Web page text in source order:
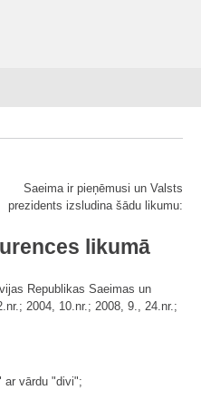
Saeima ir pieņēmusi un Valsts
prezidents izsludina šādu likumu:
likumā
Republikas Saeimas un
2004, 10.nr.; 2008, 9., 24.nr.;
ar vārdu "divi";